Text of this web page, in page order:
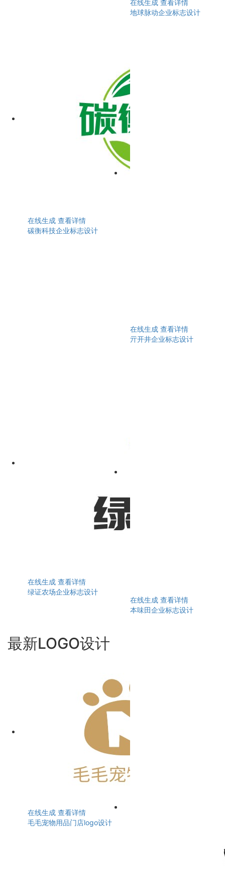
在线生成 查看详情
地球脉动企业标志设计
在线生成 查看详情
碳衡科技企业标志设计
在线生成 查看详情
亓开井企业标志设计
在线生成 查看详情
绿证农场企业标志设计
在线生成 查看详情
本味田企业标志设计
最新LOGO设计
在线生成 查看详情
毛毛宠物用品门店logo设计